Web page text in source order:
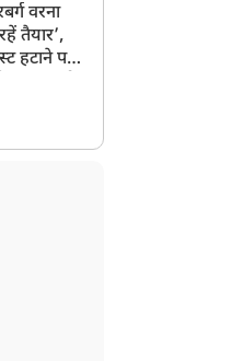
वरना
तैयार’,
हटाने पर